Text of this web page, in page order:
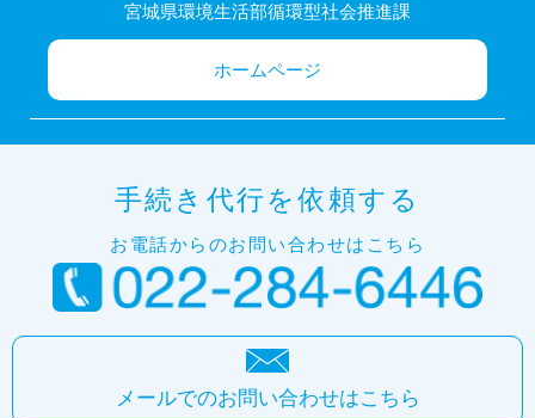
宮城県環境生活部循環型社会推進課
ホームページ
手続き代行を依頼する
お電話からのお問い合わせはこちら
メールでのお問い合わせはこちら